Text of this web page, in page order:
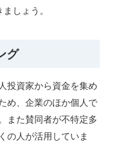
しょう。
グ
投資家から資金を集め
め、企業のほか個人で
また賛同者が不特定多
の人が活用していま